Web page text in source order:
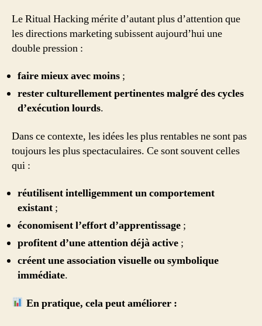
Le Ritual Hacking mérite d’autant plus d’attention que
les directions marketing subissent aujourd’hui une
double pression :
faire mieux avec moins ;
rester culturellement pertinentes malgré des cycles
d’exécution lourds.
Dans ce contexte, les idées les plus rentables ne sont pas
toujours les plus spectaculaires. Ce sont souvent celles
qui :
réutilisent intelligemment un comportement
existant ;
économisent l’effort d’apprentissage ;
profitent d’une attention déjà active ;
créent une association visuelle ou symbolique
immédiate.
En pratique, cela peut améliorer :